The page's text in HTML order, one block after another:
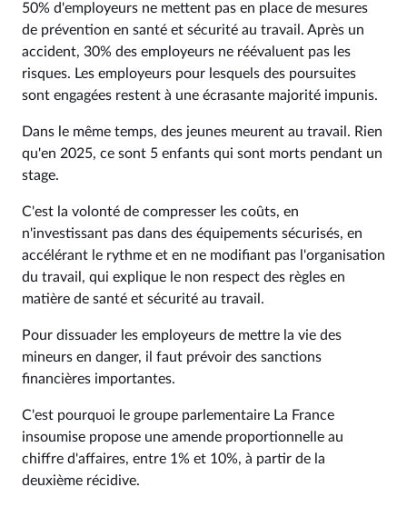
50% d'employeurs ne mettent pas en place de mesures
de prévention en santé et sécurité au travail. Après un
accident, 30% des employeurs ne réévaluent pas les
risques. Les employeurs pour lesquels des poursuites
sont engagées restent à une écrasante majorité impunis.
Dans le même temps, des jeunes meurent au travail. Rien
qu'en 2025, ce sont 5 enfants qui sont morts pendant un
stage.
C'est la volonté de compresser les coûts, en
n'investissant pas dans des équipements sécurisés, en
accélérant le rythme et en ne modifiant pas l'organisation
du travail, qui explique le non respect des règles en
matière de santé et sécurité au travail.
Pour dissuader les employeurs de mettre la vie des
mineurs en danger, il faut prévoir des sanctions
financières importantes.
C'est pourquoi le groupe parlementaire La France
insoumise propose une amende proportionnelle au
chiffre d'affaires, entre 1% et 10%, à partir de la
deuxième récidive.